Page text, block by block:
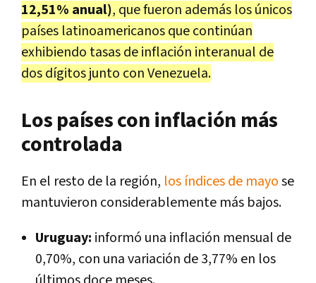
12,51% anual), que fueron además los únicos
países latinoamericanos que continúan
exhibiendo tasas de inflación interanual de
dos dígitos junto con Venezuela.
Los países con inflación más
controlada
En el resto de la región, los índices de mayose
mantuvieron considerablemente más bajos.
Uruguay: informó una inflación mensual de
0,70%, con una variación de 3,77% en los